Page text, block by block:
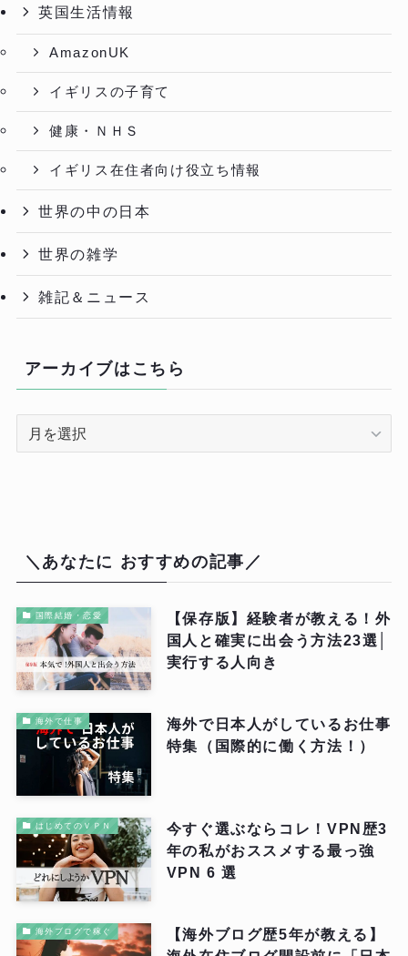
英国生活情報
AmazonUK
イギリスの子育て
健康・ＮＨＳ
イギリス在住者向け役立ち情報
世界の中の日本
世界の雑学
雑記＆ニュース
アーカイブはこちら
こ
ち
ら
＼あなたに おすすめの記事／
国際結婚・恋愛
【保存版】経験者が教える！外
国人と確実に出会う方法23選│
実行する人向き
海外で仕事
海外で日本人がしているお仕事
特集（国際的に働く方法！）
はじめてのＶＰＮ
今すぐ選ぶならコレ！VPN歴3
年の私がおススメする最っ強
VPN 6 選
海外ブログで稼ぐ
【海外ブログ歴5年が教える】